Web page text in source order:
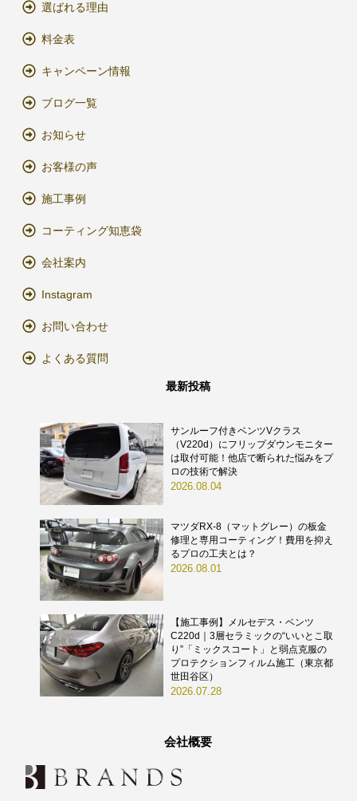
選ばれる理由
料金表
キャンペーン情報
ブログ一覧
お知らせ
お客様の声
施工事例
コーティング知恵袋
会社案内
Instagram
お問い合わせ
よくある質問
最新投稿
サンルーフ付きベンツVクラス
（V220d）にフリップダウンモニター
は取付可能！他店で断られた悩みをプ
ロの技術で解決
2026.08.04
マツダRX-8（マットグレー）の板金
修理と専用コーティング！費用を抑え
るプロの工夫とは？
2026.08.01
【施工事例】メルセデス・ベンツ
C220d｜3層セラミックの“いいとこ取
り”「ミックスコート」と弱点克服の
プロテクションフィルム施工（東京都
世田谷区）
2026.07.28
会社概要